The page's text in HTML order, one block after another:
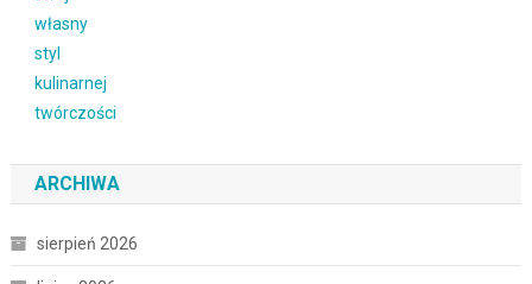
ARCHIWA
sierpień 2026